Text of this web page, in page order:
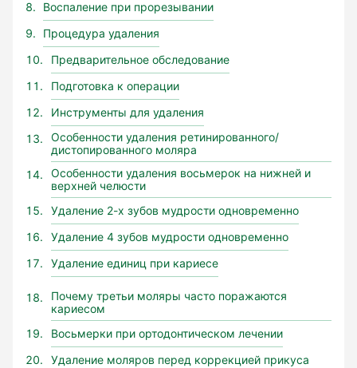
Воспаление при прорезывании
Процедура удаления
Предварительное обследование
Подготовка к операции
Инструменты для удаления
Особенности удаления ретинированного/
дистопированного моляра
Особенности удаления восьмерок на нижней и
верхней челюсти
Удаление 2-х зубов мудрости одновременно
Удаление 4 зубов мудрости одновременно
Удаление единиц при кариесе
Почему третьи моляры часто поражаются
кариесом
Восьмерки при ортодонтическом лечении
Удаление моляров перед коррекцией прикуса